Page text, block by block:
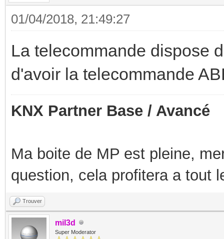
01/04/2018, 21:49:27
La telecommande dispose
d'avoir la telecommande
KNX Partner Base / Avancé
Ma boite de MP est pleine,
question, cela profitera a tout
Trouver
mil3d
Super Moderator